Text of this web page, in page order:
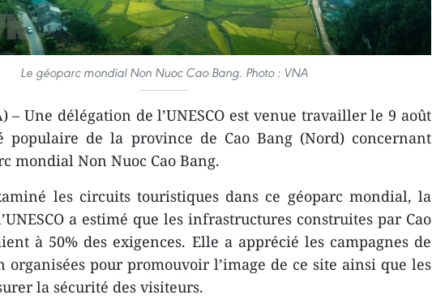
Le géoparc mondial Non Nuoc Cao Bang. Photo : VNA
– Une délégation de l’UNESCO est venue travailler le 9 août
populaire de la province de Cao Bang (Nord) concernant
mondial Non Nuoc Cao Bang.
les circuits touristiques dans ce géoparc mondial, la
a estimé que les infrastructures construites par Cao
à 50% des exigences. Elle a apprécié les campagnes de
organisées pour promouvoir l’image de ce site ainsi que les
la sécurité des visiteurs.